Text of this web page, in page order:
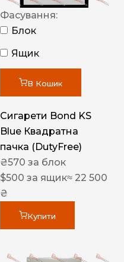
Фасування:
Блок
Ящик
В Кошик
Сигарети Bond KS
Blue Квадратна
пачка (DutyFree)
₴570 за блок
$500 за ящик≈ 22 500
₴
Купити